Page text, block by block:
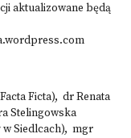
aktualizowane będą
Ficta), dr Renata
Stelingowska
Siedlcach), mgr